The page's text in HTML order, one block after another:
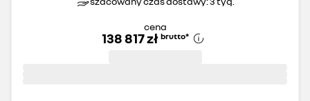
cena
138 817 zł brutto*